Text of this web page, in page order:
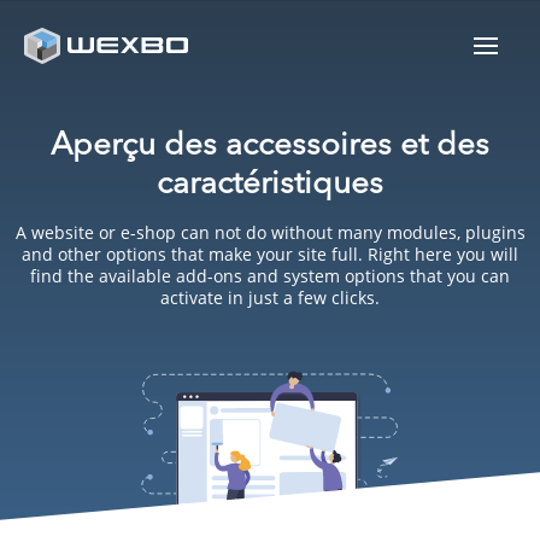
Aperçu des accessoires et des
caractéristiques
A website or e-shop can not do without many modules, plugins
and other options that make your site full. Right here you will
find the available add-ons and system options that you can
activate in just a few clicks.